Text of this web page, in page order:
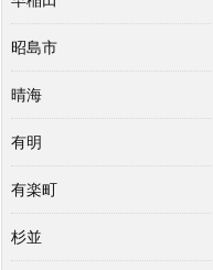
昭島市
晴海
有明
有楽町
杉並